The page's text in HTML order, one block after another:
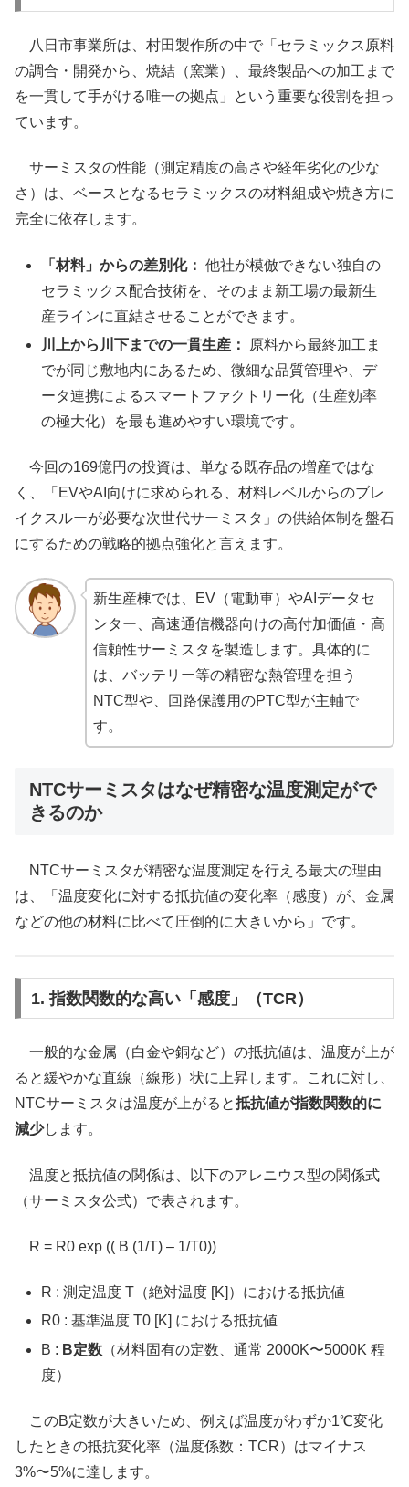
八日市事業所は、村田製作所の中で「セラミックス原料
の調合・開発から、焼結（窯業）、最終製品への加工まで
を一貫して手がける唯一の拠点」という重要な役割を担っ
ています。
サーミスタの性能（測定精度の高さや経年劣化の少な
さ）は、ベースとなるセラミックスの材料組成や焼き方に
完全に依存します。
「材料」からの差別化： 他社が模倣できない独自の
セラミックス配合技術を、そのまま新工場の最新生
産ラインに直結させることができます。
川上から川下までの一貫生産：
原料から最終加工ま
でが同じ敷地内にあるため、微細な品質管理や、デ
ータ連携によるスマートファクトリー化（生産効率
の極大化）を最も進めやすい環境です。
今回の169億円の投資は、単なる既存品の増産ではな
く、「EVやAI向けに求められる、材料レベルからのブレ
イクスルーが必要な次世代サーミスタ」の供給体制を盤石
にするための戦略的拠点強化と言えます。
新生産棟では、EV（電動車）やAIデータセ
ンター、高速通信機器向けの高付加価値・高
信頼性サーミスタを製造します。具体的に
は、バッテリー等の精密な熱管理を担う
NTC型や、回路保護用のPTC型が主軸で
す。
NTCサーミスタはなぜ精密な温度測定がで
きるのか
NTCサーミスタが精密な温度測定を行える最大の理由
は、「温度変化に対する抵抗値の変化率（感度）が、金属
などの他の材料に比べて圧倒的に大きいから」です。
1. 指数関数的な高い「感度」（TCR）
一般的な金属（白金や銅など）の抵抗値は、温度が上が
ると緩やかな直線（線形）状に上昇します。これに対し、
NTCサーミスタは温度が上がると抵抗値が指数関数的に
減少します。
温度と抵抗値の関係は、以下のアレニウス型の関係式
（サーミスタ公式）で表されます。
R = R0 exp (( B (1/T) – 1/T0))
R : 測定温度 T（絶対温度 [K]）における抵抗値
R0 : 基準温度 T0 [K] における抵抗値
B : B定数 （材料固有の定数、通常 2000K〜5000K 程
度）
このB定数が大きいため、例えば温度がわずか1℃変化
したときの抵抗変化率（温度係数：TCR）はマイナス
3%〜5%に達します。